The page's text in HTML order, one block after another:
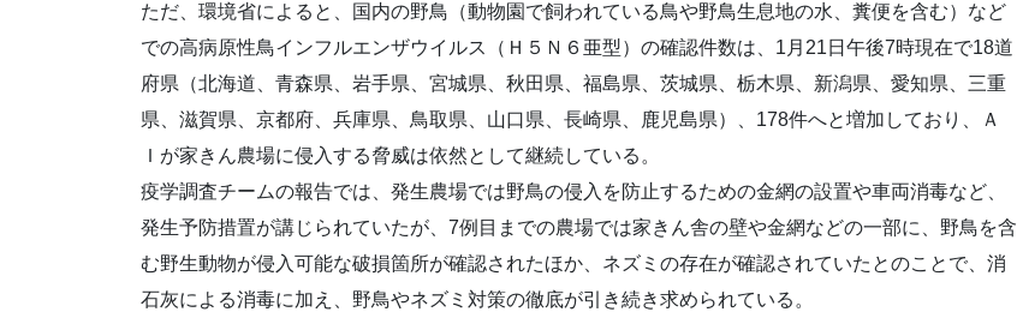
ただ、環境省によると、国内の野鳥（動物園で飼われている鳥や野鳥生息地の水、糞便を含む）など
での高病原性鳥インフルエンザウイルス（Ｈ５Ｎ６亜型）の確認件数は、1月21日午後7時現在で18道
府県（北海道、青森県、岩手県、宮城県、秋田県、福島県、茨城県、栃木県、新潟県、愛知県、三重
県、滋賀県、京都府、兵庫県、鳥取県、山口県、長崎県、鹿児島県）、178件へと増加しており、Ａ
Ｉが家きん農場に侵入する脅威は依然として継続している。
疫学調査チームの報告では、発生農場では野鳥の侵入を防止するための金網の設置や車両消毒など、
発生予防措置が講じられていたが、7例目までの農場では家きん舎の壁や金網などの一部に、野鳥を含
む野生動物が侵入可能な破損箇所が確認されたほか、ネズミの存在が確認されていたとのことで、消
石灰による消毒に加え、野鳥やネズミ対策の徹底が引き続き求められている。